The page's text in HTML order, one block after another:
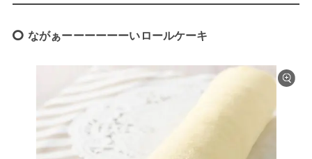
ながぁーーーーーーいロールケーキ